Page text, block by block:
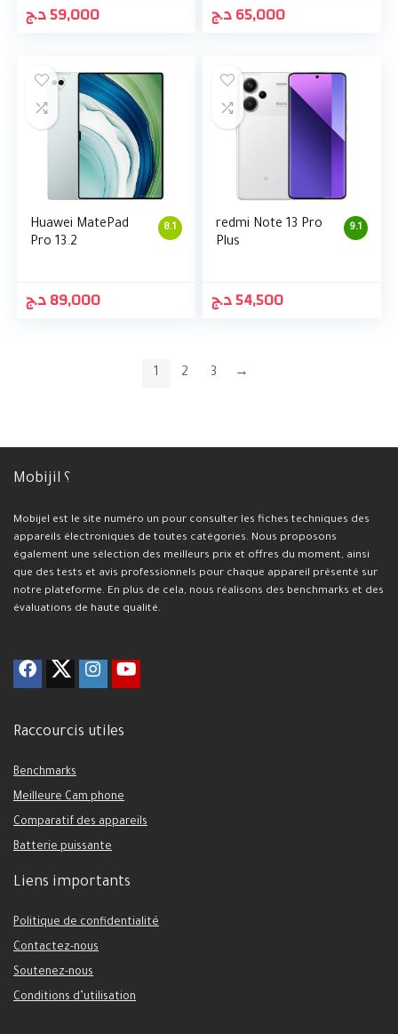
59,000د.ج 65,000د.ج
8.1
Huawei MatePad
Pro 13.2
89,000د.ج
9.1
redmi Note 13 Pro
Plus
54,500د.ج
1 2 3 →
Mobijil ؟
Mobijel est le site numéro un pour consulter les fiches techniques des
appareils électroniques de toutes catégories. Nous proposons
également une sélection des meilleurs prix et offres du moment, ainsi
que des tests et avis professionnels pour chaque appareil présenté sur
notre plateforme. En plus de cela, nous réalisons des benchmarks et des
évaluations de haute qualité.
Raccourcis utiles
Benchmarks
Meilleure Cam phone
Comparatif des appareils
Batterie puissante
Liens importants
Politique de confidentialité
Contactez-nous
Soutenez-nous
Conditions d’utilisation